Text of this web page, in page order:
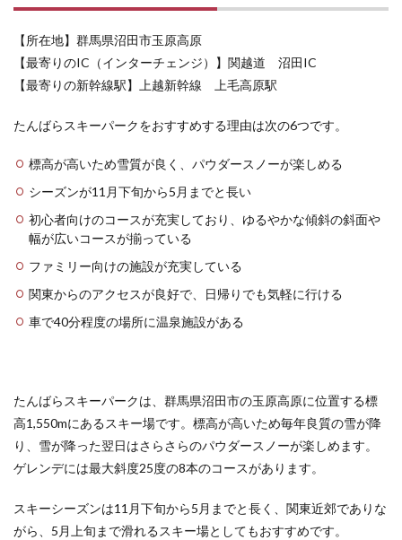
ら
ば、
「フ
ァミ
し
雪質
の高
キー
場」
ばら
スキ
ーク
2
新潟
県の
おす
すめ
キー
場
【所在地】群馬県沼田市玉原高原
【最寄りのIC（インターチェンジ）】関越道 沼田IC
【最寄りの新幹線駅】上越新幹線 上毛高原駅
たんばらスキーパークをおすすめする理由は次の6つです。
標高が高いため雪質が良く、パウダースノーが楽しめる
シーズンが11月下旬から5月までと長い
初心者向けのコースが充実しており、ゆるやかな傾斜の斜面や
幅が広いコースが揃っている
ファミリー向けの施設が充実している
関東からのアクセスが良好で、日帰りでも気軽に行ける
車で40分程度の場所に温泉施設がある
たんばらスキーパークは、群馬県沼田市の玉原高原に位置する標
高1,550mにあるスキー場です。標高が高いため毎年良質の雪が降
り、雪が降った翌日はさらさらのパウダースノーが楽しめます。
ゲレンデには最大斜度25度の8本のコースがあります。
スキーシーズンは11月下旬から5月までと長く、関東近郊でありな
がら、5月上旬まで滑れるスキー場としてもおすすめです。